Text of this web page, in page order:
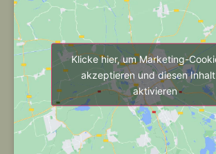
Klicke hier, um Marketing-
akzeptieren und diesen
aktivieren